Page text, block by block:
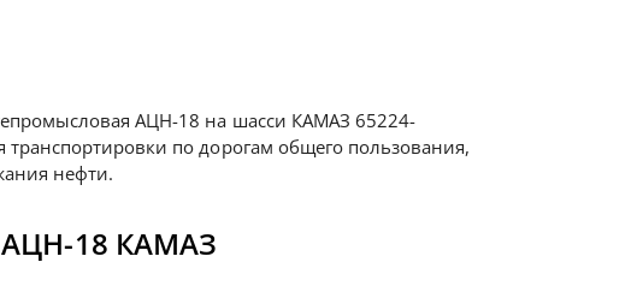
АЦН-18 на шасси КАМАЗ 65224-
транспортировки по дорогам общего пользования,
нефти.
18 КАМАЗ